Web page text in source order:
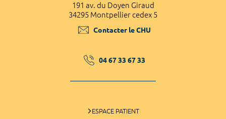
191 av. du Doyen Giraud
34295 Montpellier cedex 5
Contacter le CHU
04 67 33 67 33
ESPACE PATIENT